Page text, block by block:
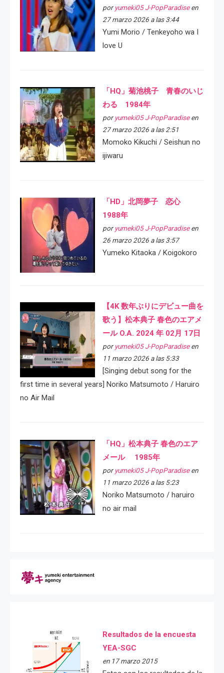
por yumeki05 J-PopParadiseen
27 marzo 2026 a las 3:44
Yumi Morio / Tenkeyoho wa I
love U
「HQ」菊池桃子 青春のいじ
わる 1984年
por yumeki05 J-PopParadiseen
27 marzo 2026 a las 2:51
Momoko Kikuchi / Seishun no
ijiwaru
「HD」北岡夢子 恋心
1988年
por yumeki05 J-PopParadiseen
26 marzo 2026 a las 3:57
Yumeko Kitaoka / Koigokoro
【4K 数年ぶりにデビュー曲を
歌う】松本典子 春色のエアメ
ール O.A. 2024 年 02月 17日
por yumeki05 J-PopParadiseen
11 marzo 2026 a las 5:33
[Singing debut song for the
first time in several years] Noriko Matsumoto / Haruiro
no Air Mail
「HQ」松本典子 春色のエア
メール 1985年
por yumeki05 J-PopParadiseen
11 marzo 2026 a las 5:23
Noriko Matsumoto / haruiro
no air mail
Resultados de la encuesta
YEA-SGC
en 17 marzo 2015